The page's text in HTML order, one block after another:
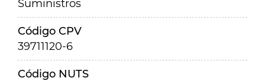
Suministros
Código CPV
39711120-6
Código NUTS